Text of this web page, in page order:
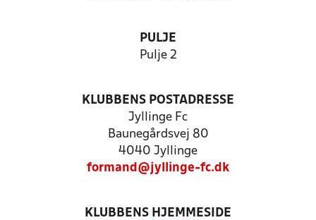
PULJE
Pulje 2
KLUBBENS POSTADRESSE
Jyllinge Fc
Baunegårdsvej 80
4040 Jyllinge
formand@jyllinge-fc.dk
KLUBBENS HJEMMESIDE